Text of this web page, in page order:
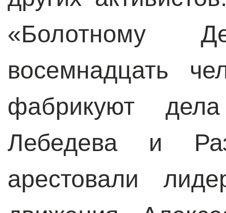
«Болотному
восемнадцать
фабрикуют
Лебедева и
арестовали